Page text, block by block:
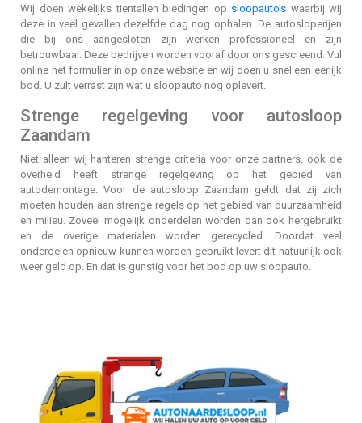
Wij doen wekelijks tientallen biedingen op sloopauto’s waarbij wij
deze in veel gevallen dezelfde dag nog ophalen. De autosloperijen
die bij ons aangesloten zijn werken professioneel en zijn
betrouwbaar. Deze bedrijven worden vooraf door ons gescreend. Vul
online het formulier in op onze website en wij doen u snel een eerlijk
bod. U zult verrast zijn wat u sloopauto nog oplevert.
Strenge regelgeving voor autosloop
Zaandam
Niet alleen wij hanteren strenge criteria voor onze partners, ook de
overheid heeft strenge regelgeving op het gebied van
autodemontage. Voor de autosloop Zaandam geldt dat zij zich
moeten houden aan strenge regels op het gebied van duurzaamheid
en milieu. Zoveel mogelijk onderdelen worden dan ook hergebruikt
en de overige materialen worden gerecycled. Doordat veel
onderdelen opnieuw kunnen worden gebruikt levert dit natuurlijk ook
weer geld op. En dat is gunstig voor het bod op uw sloopauto.